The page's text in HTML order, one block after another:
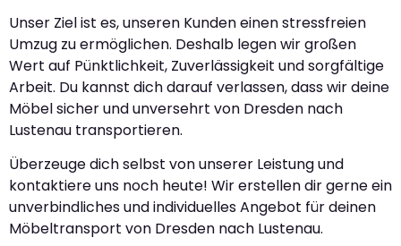
Unser Ziel ist es, unseren Kunden einen stressfreien
Umzug zu ermöglichen. Deshalb legen wir großen
Wert auf Pünktlichkeit, Zuverlässigkeit und sorgfältige
Arbeit. Du kannst dich darauf verlassen, dass wir deine
Möbel sicher und unversehrt von Dresden nach
Lustenau transportieren.
Überzeuge dich selbst von unserer Leistung und
kontaktiere uns noch heute! Wir erstellen dir gerne ein
unverbindliches und individuelles Angebot für deinen
Möbeltransport von Dresden nach Lustenau.